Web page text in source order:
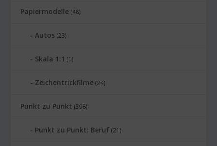
Papiermodelle (48)
Autos (23)
Skala 1:1 (1)
Zeichentrickfilme (24)
Punkt zu Punkt (398)
Punkt zu Punkt: Beruf (21)